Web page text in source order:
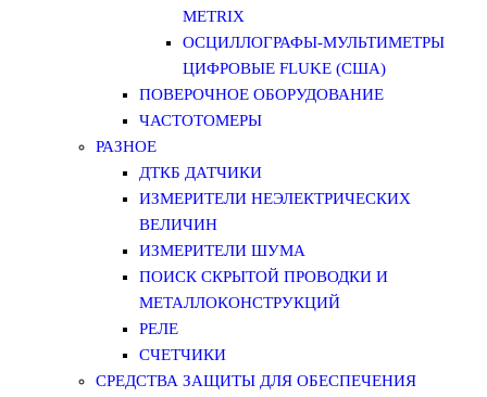
METRIX
ОСЦИЛЛОГРАФЫ-МУЛЬТИМЕТРЫ
ЦИФРОВЫЕ FLUKE (США)
ПОВЕРОЧНОЕ ОБОРУДОВАНИЕ
ЧАСТОТОМЕРЫ
РАЗНОЕ
ДТКБ ДАТЧИКИ
ИЗМЕРИТЕЛИ НЕЭЛЕКТРИЧЕСКИХ
ВЕЛИЧИН
ИЗМЕРИТЕЛИ ШУМА
ПОИСК СКРЫТОЙ ПРОВОДКИ И
МЕТАЛЛОКОНСТРУКЦИЙ
РЕЛЕ
СЧЕТЧИКИ
СРЕДСТВА ЗАЩИТЫ ДЛЯ ОБЕСПЕЧЕНИЯ